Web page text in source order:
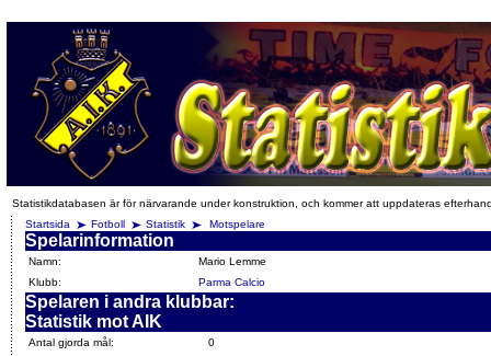
Statistikdatabasen är för närvarande under konstruktion, och kommer att uppdateras
Startsida
Fotboll Statistik Motspelare
Spelarinformation
Namn:
Mario Lemme
Klubb:
Parma Calcio
Spelaren i andra klubbar:
Statistik mot AIK
Antal gjorda mål:
0